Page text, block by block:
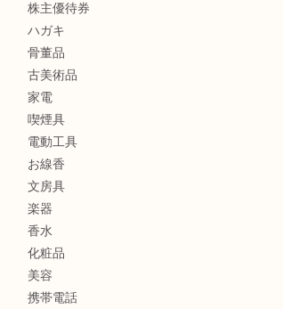
株主優待券
ハガキ
骨董品
古美術品
家電
喫煙具
電動工具
お線香
文房具
楽器
香水
化粧品
美容
携帯電話